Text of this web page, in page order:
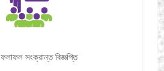
ফলাফল সংক্রান্ত বিজ্ঞপ্তি